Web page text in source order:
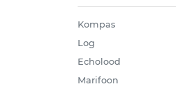
Kompas
Log
Echolood
Marifoon